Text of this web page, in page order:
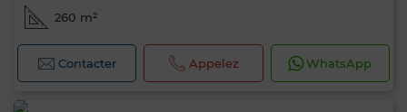
260 m²
Contacter Appelez WhatsApp